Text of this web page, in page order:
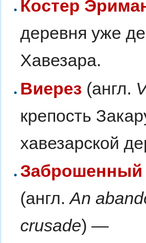
Костер
деревня уже
Хавезара.
Виерез (англ.
крепость
хавезарской
Заброшенный
(англ.An
crusade) —